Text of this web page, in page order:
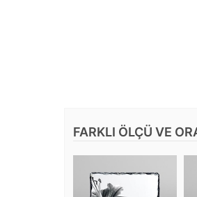
FARKLI ÖLÇÜ VE